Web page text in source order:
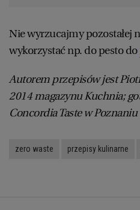
Nie wyrzucajmy pozostałej
wykorzystać np. do pesto do
Autorem przepisów jest
2014 magazynu Kuchnia;
Concordia Taste w Poznaniu
zero waste przepisy kulinarne